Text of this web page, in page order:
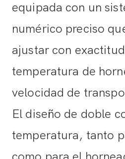
equipada con un
numérico preciso
ajustar con
temperatura de
velocidad de
El diseño de doble
temperatura, tanto